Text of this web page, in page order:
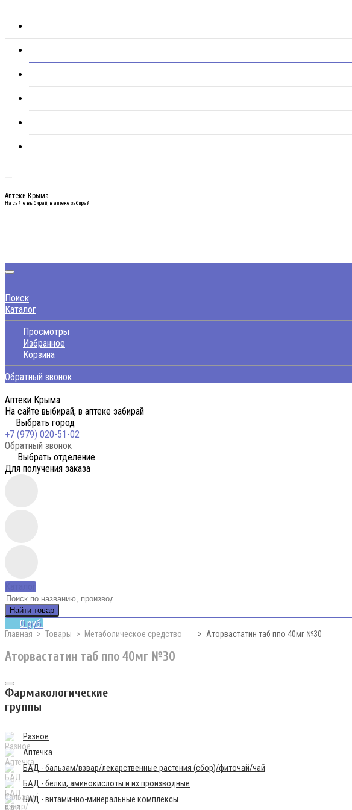
Аптеки Крыма
На сайте выбирай, в аптеке забирай
Поиск
Каталог
Просмотры
Избранное
Корзина
Обратный звонок
Аптеки Крыма
На сайте выбирай, в аптеке забирай
Выбрать город
+7 (979) 020-51-02
Обратный звонок
Выбрать отделение
Для получения заказа
Найти товар
0 руб.
Главная Товары Метаболическое средство Аторвастатин таб ппо 40мг №30
Аторвастатин таб ппо 40мг №30
Фармакологические
группы
Разное
Аптечка
БАД - бальзам/взвар/лекарственные растения (сбор)/фиточай/чай
БАД - белки, аминокислоты и их производные
БАД - витаминно-минеральные комплексы